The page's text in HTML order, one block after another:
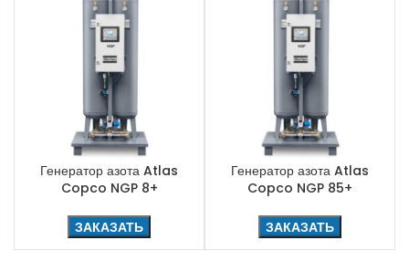
Генератор азота Atlas
Copco NGP 8+
ЗАКАЗАТЬ
Генератор азота Atlas
Copco NGP 85+
ЗАКАЗАТЬ